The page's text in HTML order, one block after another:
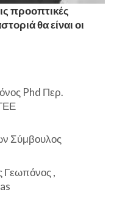
προοπτικές
θα είναι οι
Phd Περ.
Σύμβουλος
Γεωπόνος ,